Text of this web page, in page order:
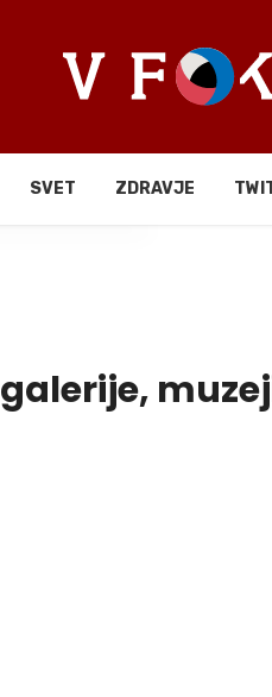
SVET ZDRAVJE